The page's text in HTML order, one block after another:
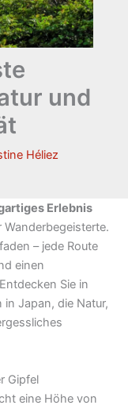
und
Héliez
Erlebnis
– jede Route
einen
Sie in
Japan, die Natur,
Gipfel
eine Höhe von